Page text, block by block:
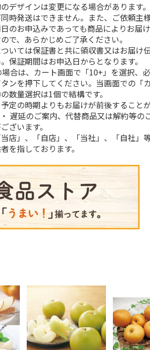
デザインは変更になる場合があります。
時発送はできません。また、ご依頼主
のお申込みであっても商品によりお届
で、あらかじめご了承ください。
いては保証書と共に領収書又はお届け
保証期間はお申込日からとなります。
合は、カート画面で「10+」を選択、
ンを押下してください。当画面での「
数量選択は1個で結構です。
定の時期よりもお届けが前後すること
遅延のご案内、代替商品又は解約等の
ざいます。
店」、「自店」、「当社」、「自社」
を指しております。